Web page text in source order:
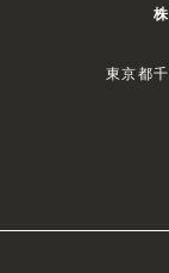
東京都